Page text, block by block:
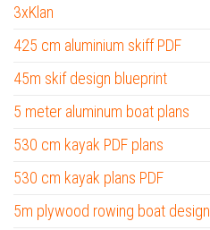
3xKlan
425 cm aluminium skiff PDF
45m skif design blueprint
5 meter aluminum boat plans
530 cm kayak PDF plans
530 cm kayak plans PDF
5m plywood rowing boat design